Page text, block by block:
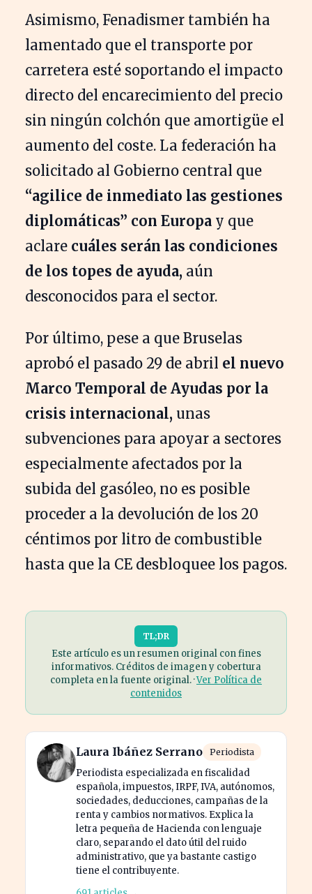
Asimismo, Fenadismer también ha
lamentado que el transporte por
carretera esté soportando el impacto
directo del encarecimiento del precio
sin ningún colchón que amortigüe el
aumento del coste. La federación ha
solicitado al Gobierno central que
“agilice de inmediato las gestiones
diplomáticas” con Europa y que
aclare cuáles serán las condiciones
de los topes de ayuda, aún
desconocidos para el sector.
Por último, pese a que Bruselas
aprobó el pasado 29 de abril el nuevo
Marco Temporal de Ayudas por la
crisis internacional, unas
subvenciones para apoyar a sectores
especialmente afectados por la
subida del gasóleo, no es posible
proceder a la devolución de los 20
céntimos por litro de combustible
hasta que la CE desbloquee los pagos.
TL;DR
Este artículo es un resumen original con fines
informativos. Créditos de imagen y cobertura
completa en la fuente original. ·Ver Política de
contenidos
Laura Ibáñez Serrano Periodista
Periodista especializada en fiscalidad
española, impuestos, IRPF, IVA, autónomos,
sociedades, deducciones, campañas de la
renta y cambios normativos. Explica la
letra pequeña de Hacienda con lenguaje
claro, separando el dato útil del ruido
administrativo, que ya bastante castigo
tiene el contribuyente.